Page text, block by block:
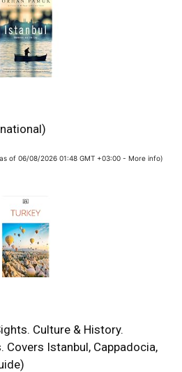
of 06/08/2026 01:48 GMT +03:00 - More info)
Culture & History.
Covers Istanbul, Cappadocia,